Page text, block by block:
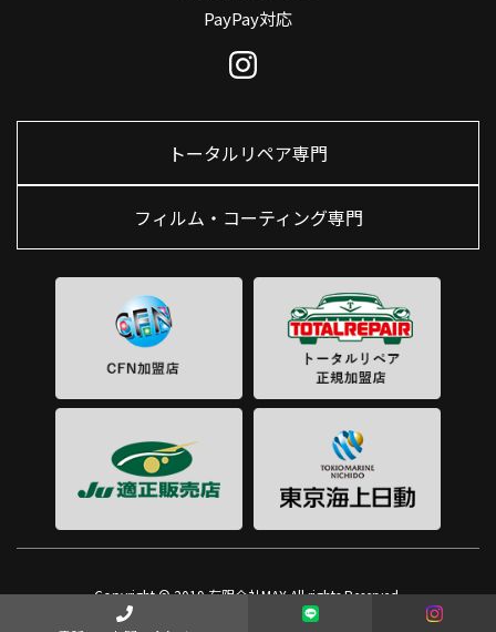
PayPay対応
トータルリペア専門
フィルム・コーティング専門
Copyright © 2019 有限会社MAX All rights Reserved.